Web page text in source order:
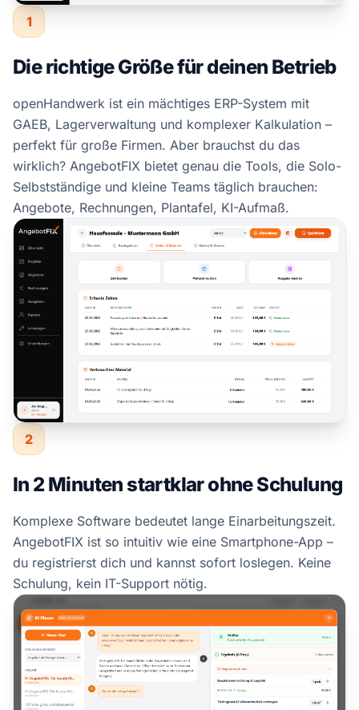
1
Die richtige Größe für deinen Betrieb
openHandwerk ist ein mächtiges ERP-System mit
GAEB, Lagerverwaltung und komplexer Kalkulation –
perfekt für große Firmen. Aber brauchst du das
wirklich? AngebotFIX bietet genau die Tools, die Solo-
Selbstständige und kleine Teams täglich brauchen:
Angebote, Rechnungen, Plantafel, KI-Aufmaß.
2
In 2 Minuten startklar ohne Schulung
Komplexe Software bedeutet lange Einarbeitungszeit.
AngebotFIX ist so intuitiv wie eine Smartphone-App –
du registrierst dich und kannst sofort loslegen. Keine
Schulung, kein IT-Support nötig.